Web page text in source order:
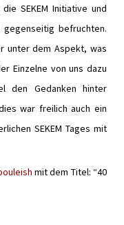
SEKEM Initiative und
gegenseitig befruchten.
unter dem Aspekt, was
Einzelne von uns dazu
den Gedanken hinter
war freilich auch ein
SEKEM Tages mit
mit dem Titel: “40